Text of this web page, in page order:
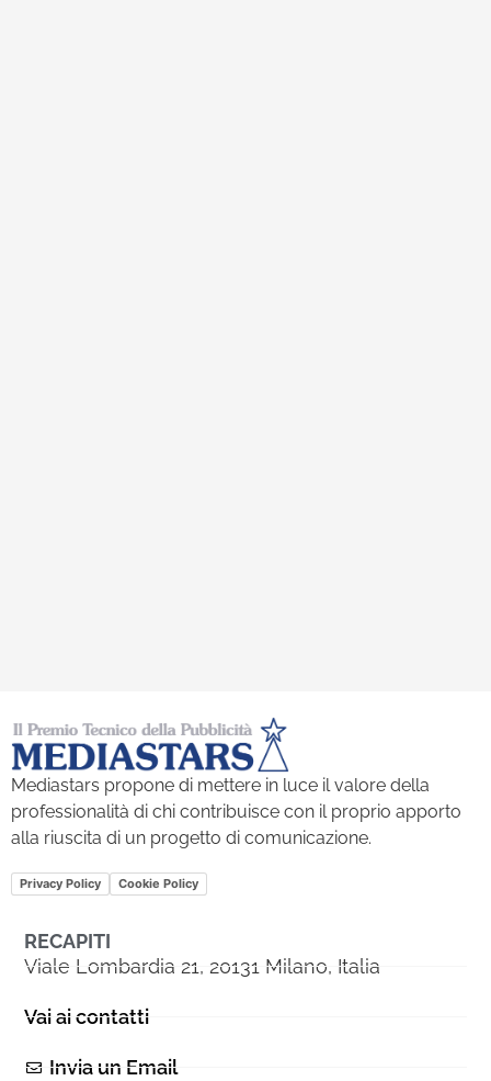
Mediastars propone di mettere in luce il valore della
professionalità di chi contribuisce con il proprio apporto
alla riuscita di un progetto di comunicazione.
Privacy Policy Cookie Policy
RECAPITI
Viale Lombardia 21, 20131 Milano, Italia
Vai ai contatti
Invia un Email